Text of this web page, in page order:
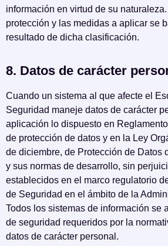
información en virtud de su
protección y las medidas a aplicar se
resultado de dicha clasificación.
8. Datos de carácter
Cuando un sistema al que afecte el
Seguridad maneje datos de carácter
aplicación lo dispuesto en
de protección de datos y en la Ley
de diciembre, de Protección de Datos
y sus normas de desarrollo, sin
establecidos en el marco regulatorio
de Seguridad en el ámbito de la
Todos los sistemas de información se
de seguridad requeridos por la
datos de carácter personal.